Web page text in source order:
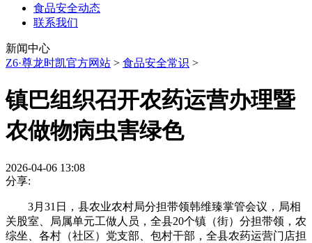
食品安全动态
联系我们
新闻中心
Z6·尊龙时凯官方网站 > 食品安全常识 >
镇巴组织召开农药运营办理暨
农做物病虫害绿色
2026-04-06 13:08
分享:
3月31日，县农业农村局分担带领韩维臻掌管会议，局相
关股室、局属单元工做人员，全县20个镇（街）分担带领，农
综坐、各村（社区）党支部、包村干部，全县农药运营门店担